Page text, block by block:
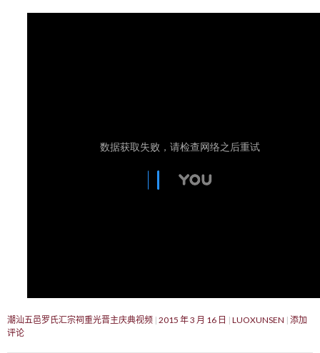
潮汕五邑罗氏汇宗祠重光晋主庆典视频 2015 年 3 月 16 日 LUOXUNSEN 添加
评论